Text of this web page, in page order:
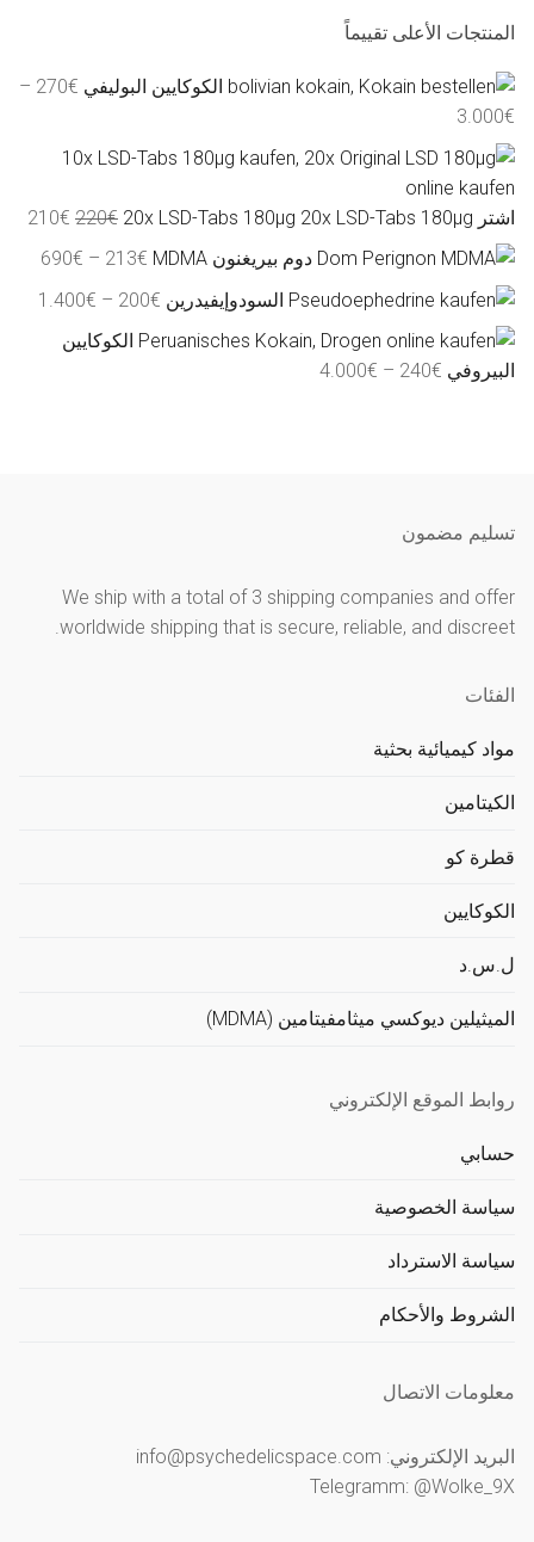
المنتجات الأعلى تقييماً
الكوكايين البوليفي 270€
–
3.000€
السعر:
من
خلال
اشتر 20x LSD-Tabs 180µg 20x LSD-Tabs 180µg 220€
السعر
الأصلي
220€.
210€
دوم بيريغنون MDMA 213€
–
690€
السودوإيفيدرين 200€
–
1.400€
الكوكايين
البيروفي
240€
–
4.000€
نطاق
تسليم مضمون
We ship with a total of 3 shipping companies and offer
worldwide shipping that is secure, reliable, and discreet.
الفئات
مواد كيميائية بحثية
الكيتامين
قطرة كو
الكوكايين
ل.س.د
الميثيلين ديوكسي ميثامفيتامين (MDMA)
روابط الموقع الإلكتروني
حسابي
سياسة الخصوصية
سياسة الاسترداد
الشروط والأحكام
معلومات الاتصال
البريد الإلكتروني: info@psychedelicspace.com
Telegramm: @Wolke_9X